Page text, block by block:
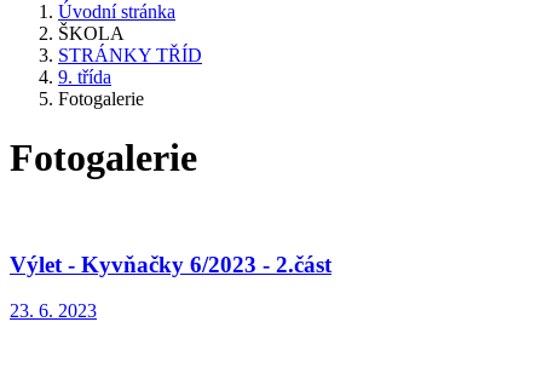
Úvodní stránka
ŠKOLA
STRÁNKY TŘÍD
9. třída
Fotogalerie
Fotogalerie
Výlet - Kyvňačky 6/2023 - 2.část
23. 6. 2023